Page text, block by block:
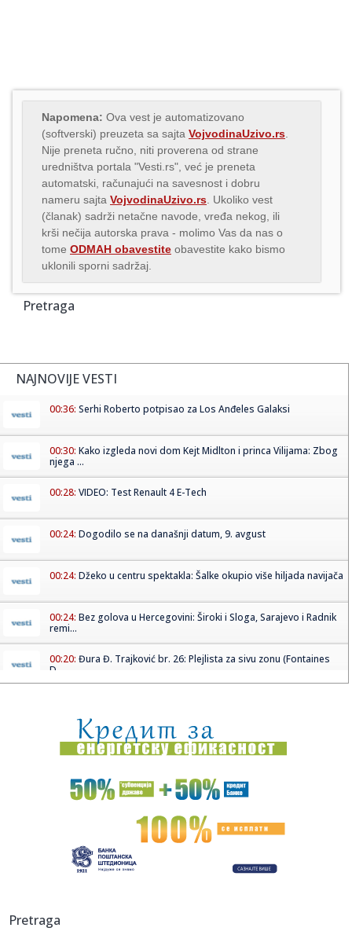
Napomena: Ova vest je automatizovano
(softverski) preuzeta sa sajta VojvodinaUzivo.rs
Nije preneta ručno, niti proverena od strane
uredništva portala "Vesti.rs", već je preneta
automatski, računajući na savesnost i dobru
nameru sajta VojvodinaUzivo.rs . Ukoliko vest
(članak) sadrži netačne navode, vređa nekog, ili
krši nečija autorska prava - molimo Vas da nas o
tome ODMAH obavestite obavestite kako bismo
uklonili sporni sadržaj.
Pretraga
NAJNOVIJE VESTI
00:36: Serhi Roberto potpisao za Los Anđeles Galaksi
00:30: Kako izgleda novi dom Kejt Midlton i princa Vilijama: Zbog
njega ...
00:28: VIDEO: Test Renault 4 E-Tech
00:24: Dogodilo se na današnji datum, 9. avgust
00:24: Džeko u centru spektakla: Šalke okupio više hiljada navijača
00:24: Bez golova u Hercegovini: Široki i Sloga, Sarajevo i Radnik
remi...
00:20: Đura Đ. Trajković br. 26: Plejlista za sivu zonu (Fontaines
D....
00:02:Na današnji dan, 9. avgust
23:54:TEŽAK UDARAC ZA HETAFE PRED EVROPU: Važan igrač
završio sezon...
Bivši igrač Barselone ide u Los Anđeles
23:45:Izgubili ste pasoš usred odmora? Ne paničite: Ovo su
Fedde...
Pretraga